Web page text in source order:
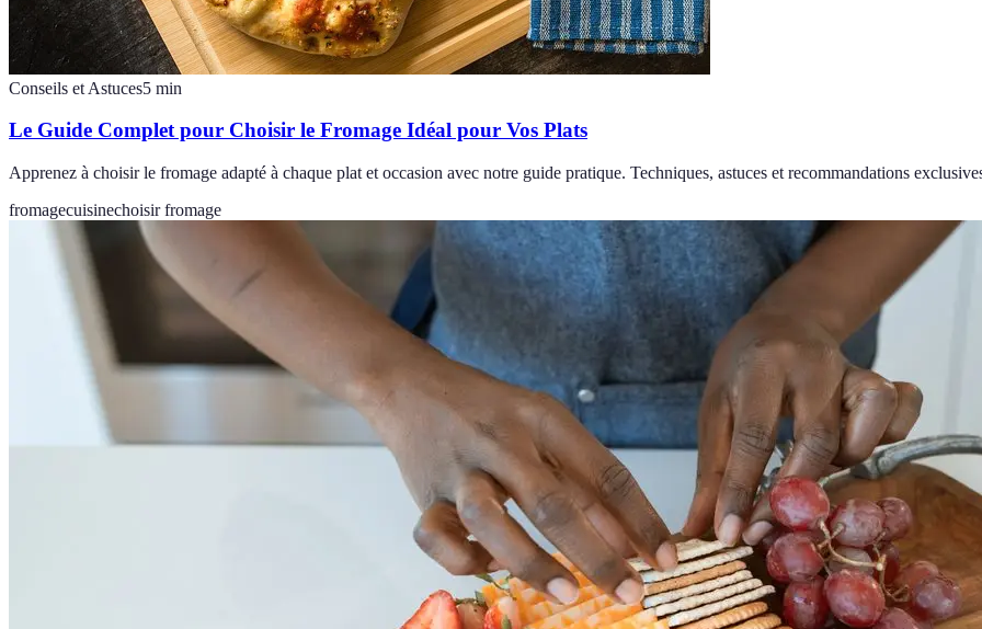
Conseils et Astuces5 min
Le Guide Complet pour Choisir le Fromage Idéal pour Vos Plats
Apprenez à choisir le fromage adapté à chaque plat et occasion avec notre guide pratique. Techniques, astuces et recommandations
fromagecuisinechoisir fromage